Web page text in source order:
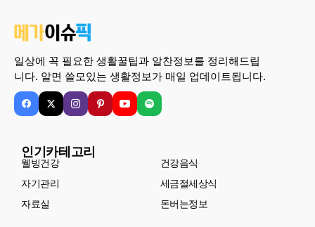
일상에 꼭 필요한 생활꿀팁과 알찬정보를 정리해드립
니다. 알면 쓸모있는 생활정보가 매일 업데이트됩니다.
인기카테고리
웰빙건강
건강음식
자기관리
세금절세상식
자료실
돈버는정보